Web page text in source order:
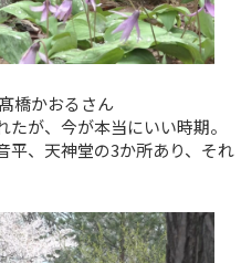
橋かおるさん
たが、今が本当にいい時期。
平、天神堂の3か所あり、それ